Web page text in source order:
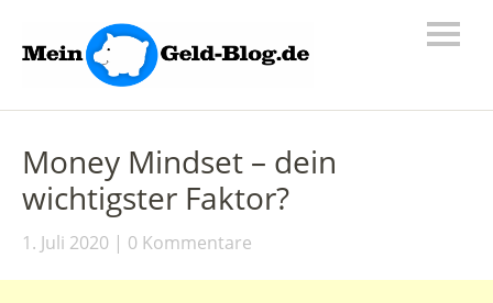
Money Mindset – dein
wichtigster Faktor?
1. Juli 2020 0 Kommentare